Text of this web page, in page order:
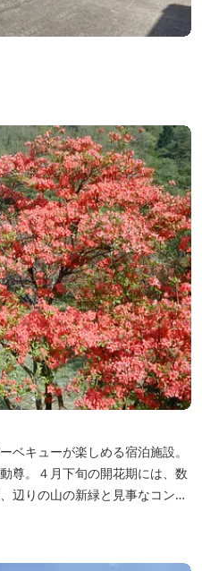
ベキューが楽しめる宿泊施設。
尊。４月下旬の開花期には、数
辺りの山の新緑と見事なコント